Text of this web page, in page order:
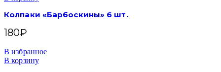
Колпаки «Барбоскины» 6 шт.
180₽
В избранное
В корзину